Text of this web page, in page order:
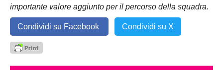
importante valore aggiunto per il percorso della squadra.
Condividi su Facebook Condividi su X